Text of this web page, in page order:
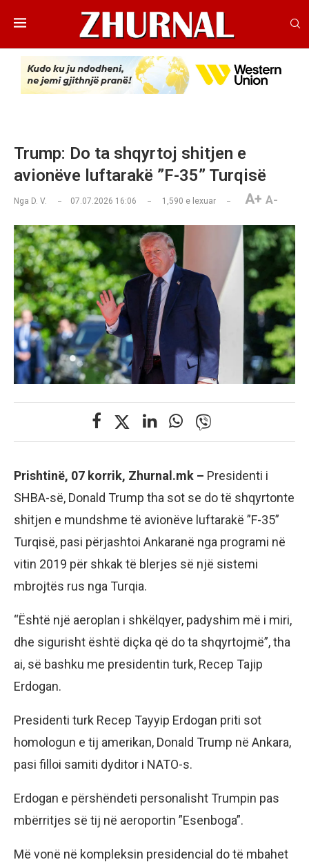
Trump: Do ta shqyrtoj shitjen e
avionëve luftarakë ”F-35” Turqisë
Nga D. V. 07.07.2026 16:06 1,590 e lexuar A+ A-
Prishtinë, 07 korrik, Zhurnal.mk – Presidenti i
SHBA-së, Donald Trump tha sot se do të shqyrtonte
shitjen e mundshme të avionëve luftarakë ”F-35”
Turqisë, pasi përjashtoi Ankaranë nga programi në
vitin 2019 për shkak të blerjes së një sistemi
mbrojtës rus nga Turqia.
“Është një aeroplan i shkëlqyer, padyshim më i miri,
dhe sigurisht është diçka që do ta shqyrtojmë”, tha
ai, së bashku me presidentin turk, Recep Tajip
Erdogan.
Presidenti turk Recep Tayyip Erdogan priti sot
homologun e tij amerikan, Donald Trump në Ankara,
pasi filloi samiti dyditor i NATO-s.
Erdogan e përshëndeti personalisht Trumpin pas
mbërritjes së tij në aeroportin ”Esenboga”.
Më vonë në kompleksin presidencial do të mbahet